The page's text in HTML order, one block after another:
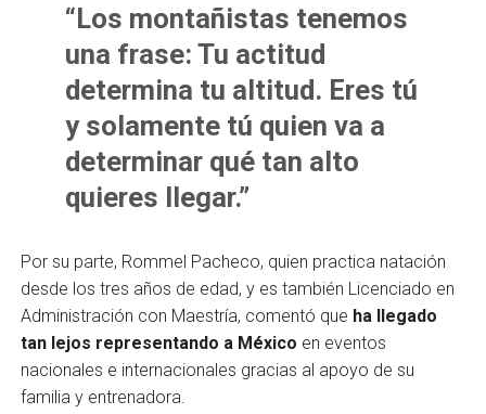
“Los montañistas tenemos
una frase: Tu actitud
determina tu altitud. Eres tú
y solamente tú quien va a
determinar qué tan alto
quieres llegar.”
Por su parte, Rommel Pacheco, quien practica natación
desde los tres años de edad, y es también Licenciado en
Administración con Maestría, comentó que ha llegado
tan lejos representando a México en eventos
nacionales e internacionales gracias al apoyo de su
familia y entrenadora.